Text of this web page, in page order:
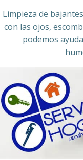
Limpieza de
con las ojos,
podemos